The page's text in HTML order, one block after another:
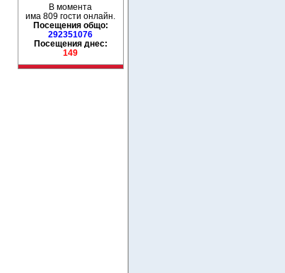
В момента
има 809 гости онлайн.
Посещения общо:
292351076
Посещения днес:
149